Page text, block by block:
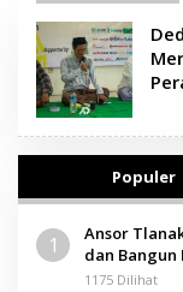
Populer
1
Ansor
dan Bangun
1175 Dilihat